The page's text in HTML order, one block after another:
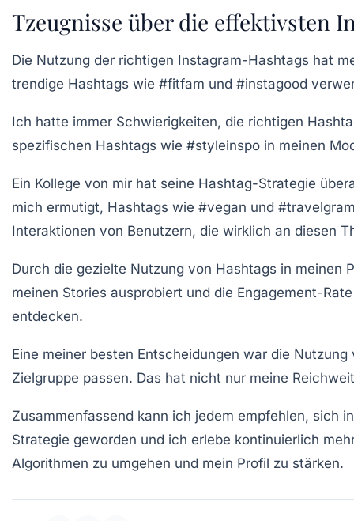
Tzeugnisse über die effektivsten
Die Nutzung der richtigen Instagram-Hashtags hat
trendige Hashtags wie #fitfam und #instagood
Ich hatte immer Schwierigkeiten, die richtigen
spezifischen Hashtags wie #styleinspo in meinen
Ein Kollege von mir hat seine Hashtag-Strategie
mich ermutigt, Hashtags wie #vegan und
Interaktionen von Benutzern, die wirklich an diesen
Durch die gezielte Nutzung von Hashtags in
meinen Stories ausprobiert und die Engagement-
entdecken.
Eine meiner besten Entscheidungen war die
Zielgruppe passen. Das hat nicht nur meine
Zusammenfassend kann ich jedem empfehlen, sich
Strategie geworden und ich erlebe kontinuierlich
Algorithmen zu umgehen und mein Profil zu stärken.